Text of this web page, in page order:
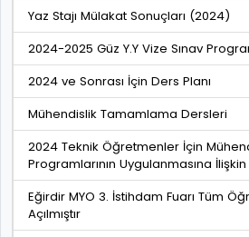
Yaz Stajı Mülakat Sonuçları (2024)
2024-2025 Güz Y.Y Vize Sınav
2024 ve Sonrası İçin Ders Planı
Mühendislik Tamamlama Dersleri
2024 Teknik Öğretmenler İçin
Programlarının Uygulanmasına
Eğirdir MYO 3. İstihdam Fuarı Tüm
Açılmıştır